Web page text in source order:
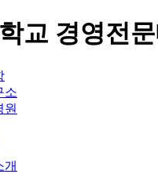
교 경영전
소
원
개